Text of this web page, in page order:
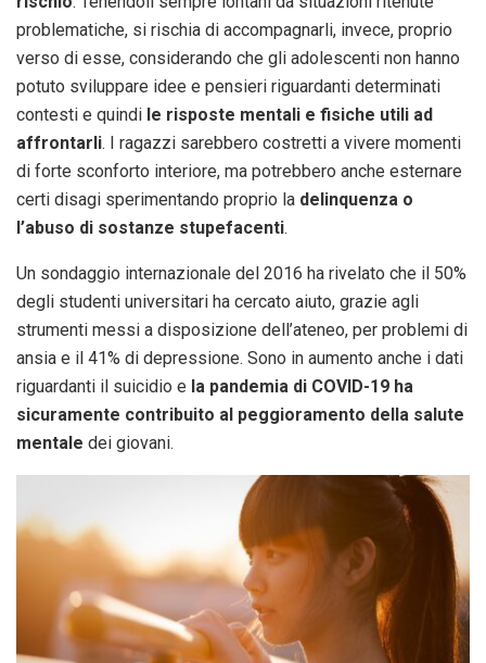
problematiche, si rischia di accompagnarli, invece, proprio
verso di esse, considerando che gli adolescenti non hanno
potuto sviluppare idee e pensieri riguardanti determinati
contesti e quindi le risposte mentali e fisiche utili ad
affrontarli. I ragazzi sarebbero costretti a vivere momenti
di forte sconforto interiore, ma potrebbero anche esternare
certi disagi sperimentando proprio la delinquenza o
l’abuso di sostanze stupefacenti.
Un sondaggio internazionale del 2016 ha rivelato che il 50%
degli studenti universitari ha cercato aiuto, grazie agli
strumenti messi a disposizione dell’ateneo, per problemi di
ansia e il 41% di depressione. Sono in aumento anche i dati
riguardanti il suicidio e la pandemia di COVID-19 ha
sicuramente contribuito al peggioramento della salute
mentale dei giovani.